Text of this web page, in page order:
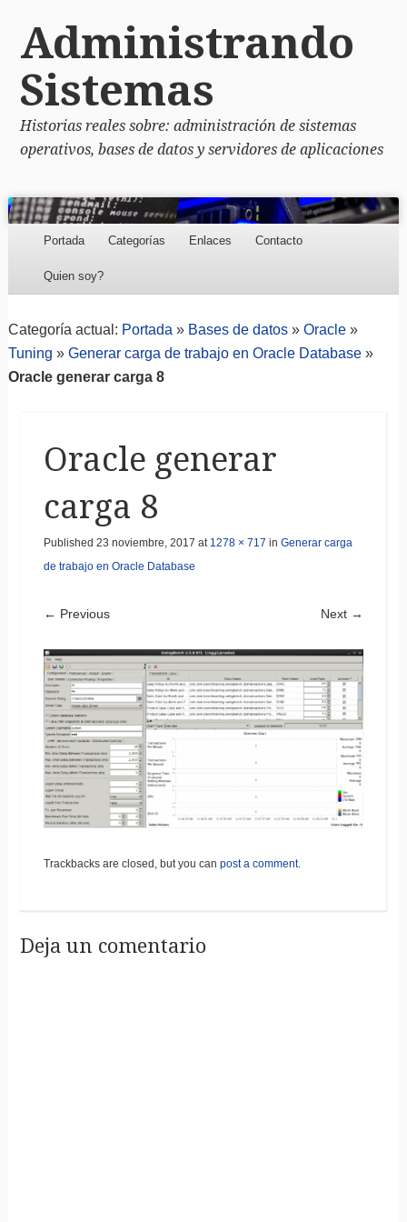
Administrando
Sistemas
Historias reales sobre: administración de sistemas
operativos, bases de datos y servidores de aplicaciones
Menu
Skip to content
Portada Categorías Enlaces Contacto
Quien soy?
Categoría actual: Portada » Bases de datos» Oracle»
Tuning » Generar carga de trabajo en Oracle Database»
Oracle generar carga 8
Oracle generar
carga 8
Published 23 noviembre, 2017 at 1278 × 717 in Generar carga
de trabajo en Oracle Database
← Previous Next →
Trackbacks are closed, but you can post a comment.
Deja un comentario